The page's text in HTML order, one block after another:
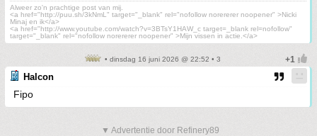
Alweer zo'n prachtige post van mij.
<a href="http://puu.sh/3kNmL" target="_blank" rel="nofollow norererer noopener" >Nicki
Minaj en ik</a>
<a href="http://www.youtube.com/watch?v=3BTsY1HAW_c target=_blank rel=nofollow"
target="_blank" rel="nofollow norererer noopener" >Mijn vissen in actie.</a>
• dinsdag 16 juni 2026 @ 22:52 • 3
Halcon
Fipo
▼ Advertentie door Refinery89